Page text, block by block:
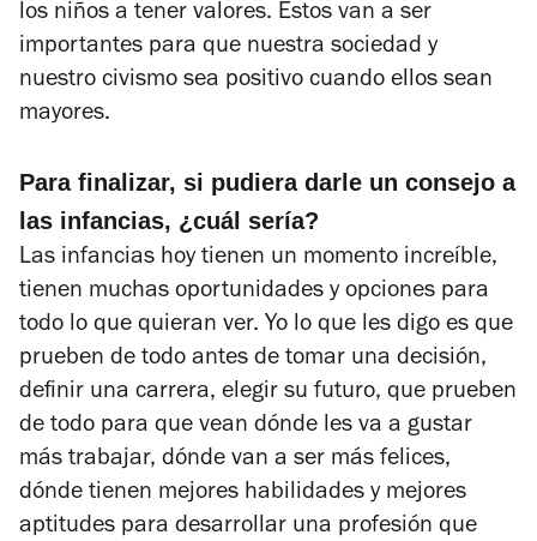
los niños a tener valores. Estos van a ser
importantes para que nuestra sociedad y
nuestro civismo sea positivo cuando ellos sean
mayores.
Para finalizar, si pudiera darle un consejo a
las infancias, ¿cuál sería?
Las infancias hoy tienen un momento increíble,
tienen muchas oportunidades y opciones para
todo lo que quieran ver. Yo lo que les digo es que
prueben de todo antes de tomar una decisión,
definir una carrera, elegir su futuro, que prueben
de todo para que vean dónde les va a gustar
más trabajar, dónde van a ser más felices,
dónde tienen mejores habilidades y mejores
aptitudes para desarrollar una profesión que